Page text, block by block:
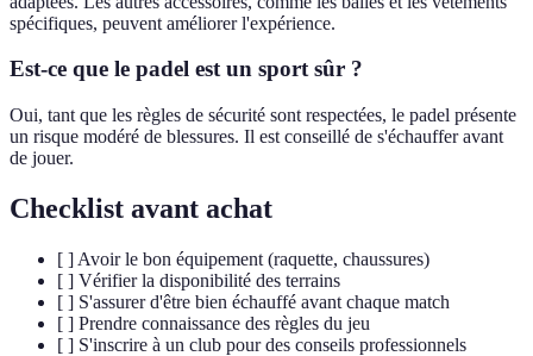
spécifiques, peuvent améliorer l'expérience.
Est-ce que le padel est un sport sûr ?
Oui, tant que les règles de sécurité sont respectées, le padel présente
un risque modéré de blessures. Il est conseillé de s'échauffer avant
de jouer.
Checklist avant achat
[ ] Avoir le bon équipement (raquette, chaussures)
[ ] Vérifier la disponibilité des terrains
[ ] S'assurer d'être bien échauffé avant chaque match
[ ] Prendre connaissance des règles du jeu
[ ] S'inscrire à un club pour des conseils professionnels